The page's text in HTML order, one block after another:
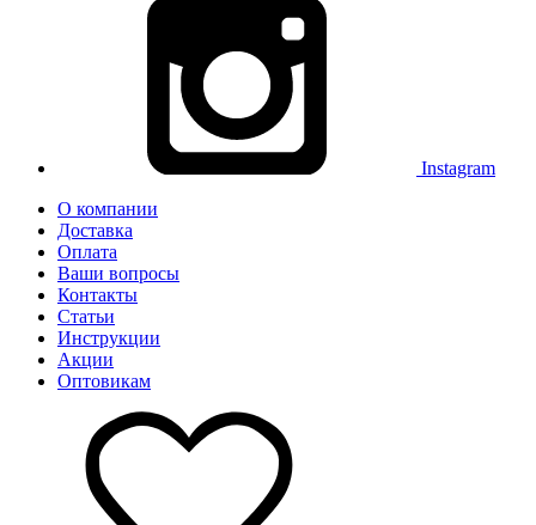
Instagram
О компании
Доставка
Оплата
Ваши вопросы
Контакты
Статьи
Инструкции
Акции
Оптовикам